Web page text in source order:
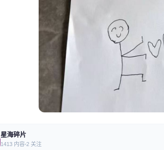
星海碎片
1413 内容 2 关注